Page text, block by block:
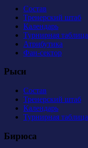
Состав
Тренерский штаб
Календарь
Турнирная таблица
Атрибутика
Фан-сектор
Рыси
Состав
Тренерский штаб
Календарь
Турнирная таблица
Бирюса